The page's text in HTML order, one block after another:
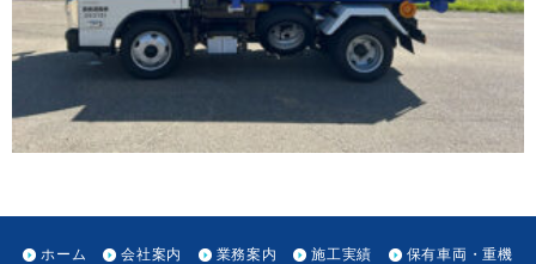
ホーム 会社案内 業務案内 施工実績 保有車両・重機